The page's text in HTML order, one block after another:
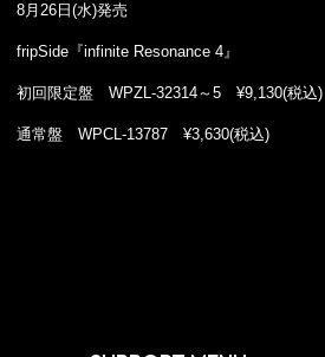
8月26日(水)発売
fripSide『infinite Resonance 4』
初回限定盤 WPZL-32314～5 ¥9,130(税込)
通常盤 WPCL-13787 ¥3,630(税込)